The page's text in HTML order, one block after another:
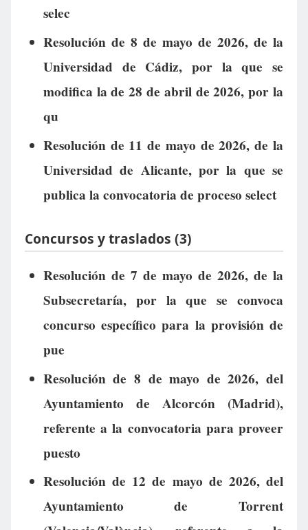
selec
Resolución de 8 de mayo de 2026, de la
Universidad de Cádiz, por la que se
modifica la de 28 de abril de 2026, por la
qu
Resolución de 11 de mayo de 2026, de la
Universidad de Alicante, por la que se
publica la convocatoria de proceso select
Concursos y traslados (3)
Resolución de 7 de mayo de 2026, de la
Subsecretaría, por la que se convoca
concurso específico para la provisión de
pue
Resolución de 8 de mayo de 2026, del
Ayuntamiento de Alcorcón (Madrid),
referente a la convocatoria para proveer
puesto
Resolución de 12 de mayo de 2026, del
Ayuntamiento de Torrent